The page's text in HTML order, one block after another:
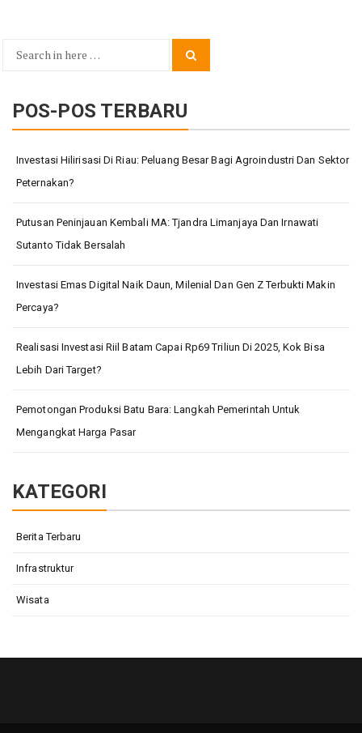
Search
POS-POS TERBARU
Investasi Hilirisasi Di Riau: Peluang Besar Bagi Agroindustri Dan Sektor
Peternakan?
Putusan Peninjauan Kembali MA: Tjandra Limanjaya Dan Irnawati
Sutanto Tidak Bersalah
Investasi Emas Digital Naik Daun, Milenial Dan Gen Z Terbukti Makin
Percaya?
Realisasi Investasi Riil Batam Capai Rp69 Triliun Di 2025, Kok Bisa
Lebih Dari Target?
Pemotongan Produksi Batu Bara: Langkah Pemerintah Untuk
Mengangkat Harga Pasar
KATEGORI
Berita Terbaru
Infrastruktur
Wisata